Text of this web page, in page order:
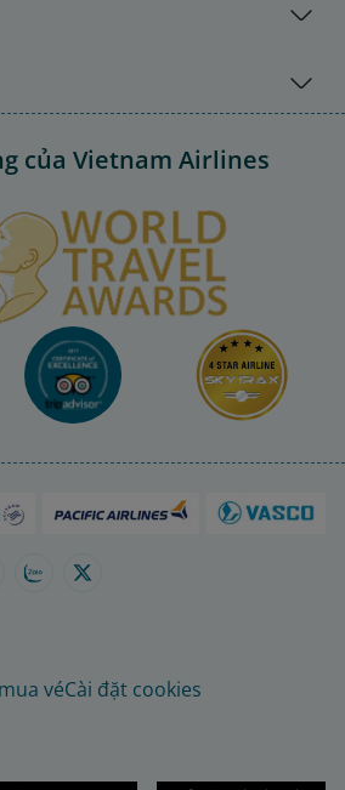
của Vietnam Airlines
véCài đặt cookies